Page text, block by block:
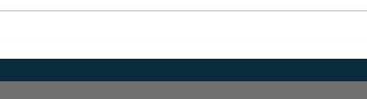
of life in people with physical